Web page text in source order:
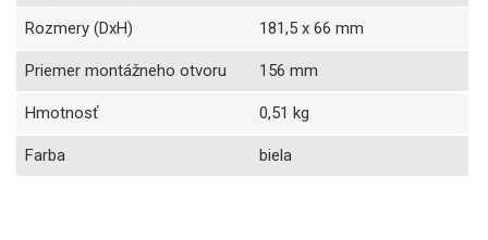
Rozmery (DxH) 181,5 x 66 mm
Priemer montážneho otvoru 156 mm
Hmotnosť 0,51 kg
Farba biela